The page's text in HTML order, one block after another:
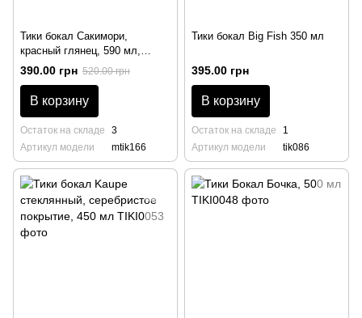
Тики бокал Сакимори,
красный глянец, 590 мл,
BarTrigger
390.00 грн 520.00 грн
В корзину
Остаток на складе
3
Артикул модели
mtik166
Тики бокал Big Fish 350 мл
395.00 грн
В корзину
Остаток на складе
1
Артикул модели
tik086